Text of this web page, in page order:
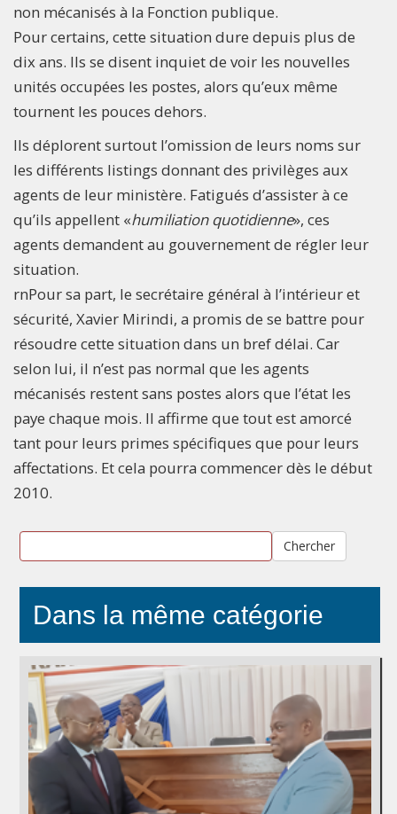
non mécanisés à la Fonction publique.
Pour certains, cette situation dure depuis plus de
dix ans. Ils se disent inquiet de voir les nouvelles
unités occupées les postes, alors qu’eux même
tournent les pouces dehors.
Ils déplorent surtout l’omission de leurs noms sur
les différents listings donnant des privilèges aux
agents de leur ministère. Fatigués d’assister à ce
qu’ils appellent «humiliation quotidienne», ces
agents demandent au gouvernement de régler leur
situation.
rnPour sa part, le secrétaire général à l’intérieur et
sécurité, Xavier Mirindi, a promis de se battre pour
résoudre cette situation dans un bref délai. Car
selon lui, il n’est pas normal que les agents
mécanisés restent sans postes alors que l’état les
paye chaque mois. Il affirme que tout est amorcé
tant pour leurs primes spécifiques que pour leurs
affectations. Et cela pourra commencer dès le début
2010.
Chercher
Dans la même catégorie